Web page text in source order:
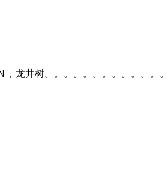
，龙井树。。。。。。。。。。。